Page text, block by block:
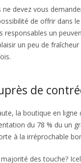
ne devez vous
de offrir dans
responsables un
un peu de
de
la boutique en
du 78 % du un
à la irréprochable
des touche?